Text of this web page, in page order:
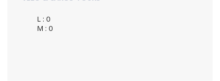
L : 0
M : 0